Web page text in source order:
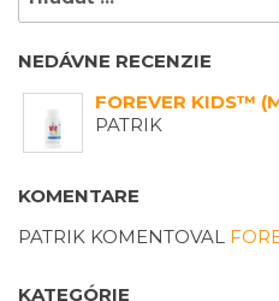
NEDÁVNE RECENZIE
FOREVER KIDS™
PATRIK
KOMENTARE
PATRIK KOMENTOVAL
KATEGÓRIE